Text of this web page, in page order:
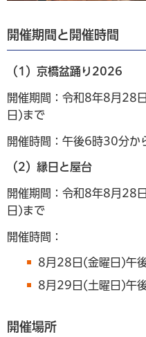
開催期間と開催時間
（1）京橋盆踊り2026
開催期間：令和8年8月28
日)まで
開催時間：午後6時30分か
（2）縁日と屋台
開催期間：令和8年8月28
日)まで
開催時間：
8月28日(金曜日)午
8月29日(土曜日)午
開催場所